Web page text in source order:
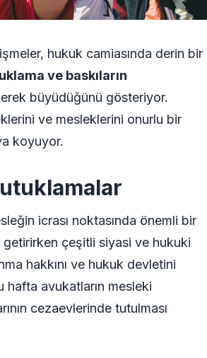
hukuk camiasında derin bir
ve baskıların
büyüdüğünü gösteriyor.
ve mesleklerini onurlu bir
koyuyor.
icrası noktasında önemli bir
çeşitli siyasi ve hukuki
hakkını ve hukuk devletini
hafta avukatların mesleki
cezaevlerinde tutulması